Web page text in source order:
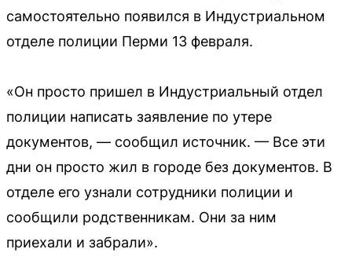
самостоятельно появился в Индустриальном
отделе полиции Перми 13 февраля.
«Он просто пришел в Индустриальный отдел
полиции написать заявление по утере
документов, — сообщил источник. — Все эти
дни он просто жил в городе без документов. В
отделе его узнали сотрудники полиции и
сообщили родственникам. Они за ним
приехали и забрали».